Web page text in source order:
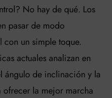
No hay de qué. Los
pasar de modo
un simple toque.
actuales analizan en
ángulo de inclinación y la
la mejor marcha